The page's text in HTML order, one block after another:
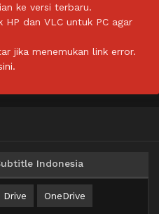
ke versi terbaru.
HP dan VLC untuk PC agar
jika menemukan link error.
Indonesia
OneDrive